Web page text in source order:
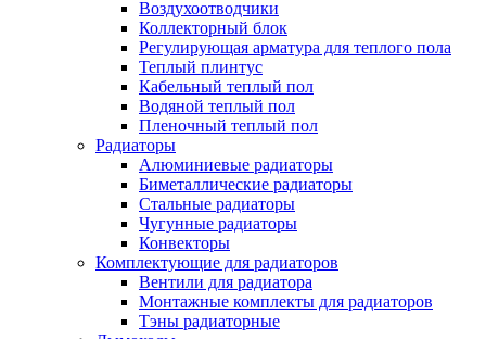
Воздухоотводчики
Коллекторный блок
Регулирующая арматура для теплого пола
Теплый плинтус
Кабельный теплый пол
Водяной теплый пол
Пленочный теплый пол
Радиаторы
Алюминиевые радиаторы
Биметаллические радиаторы
Стальные радиаторы
Чугунные радиаторы
Конвекторы
Комплектующие для радиаторов
Вентили для радиатора
Монтажные комплекты для радиаторов
Тэны радиаторные